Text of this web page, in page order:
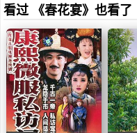
看过 《春花宴》也看了